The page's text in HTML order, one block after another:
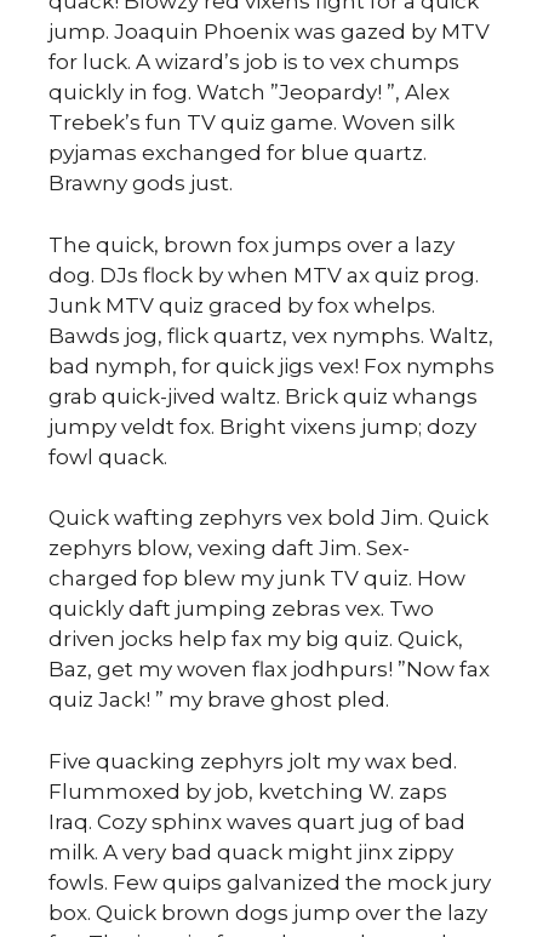
jump. Joaquin Phoenix was gazed by MTV
for luck. A wizard’s job is to vex chumps
quickly in fog. Watch ”Jeopardy! ”, Alex
Trebek’s fun TV quiz game. Woven silk
pyjamas exchanged for blue quartz.
Brawny gods just.
The quick, brown fox jumps over a lazy
dog. DJs flock by when MTV ax quiz prog.
Junk MTV quiz graced by fox whelps.
Bawds jog, flick quartz, vex nymphs. Waltz,
bad nymph, for quick jigs vex! Fox nymphs
grab quick-jived waltz. Brick quiz whangs
jumpy veldt fox. Bright vixens jump; dozy
fowl quack.
Quick wafting zephyrs vex bold Jim. Quick
zephyrs blow, vexing daft Jim. Sex-
charged fop blew my junk TV quiz. How
quickly daft jumping zebras vex. Two
driven jocks help fax my big quiz. Quick,
Baz, get my woven flax jodhpurs! ”Now fax
quiz Jack! ” my brave ghost pled.
Five quacking zephyrs jolt my wax bed.
Flummoxed by job, kvetching W. zaps
Iraq. Cozy sphinx waves quart jug of bad
milk. A very bad quack might jinx zippy
fowls. Few quips galvanized the mock jury
box. Quick brown dogs jump over the lazy